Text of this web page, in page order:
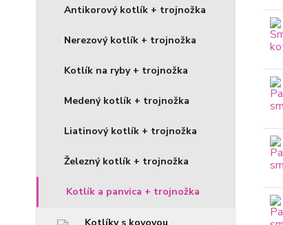
Antikorový kotlík + trojnožka
Nerezový kotlík + trojnožka
Kotlík na ryby + trojnožka
Medený kotlík + trojnožka
Liatinový kotlík + trojnožka
Železný kotlík + trojnožka
Kotlík a panvica + trojnožka